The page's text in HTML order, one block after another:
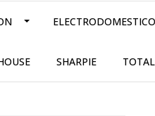
SHARPIE TOTAL